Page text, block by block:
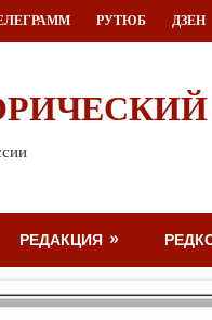
РУТЮБ ДЗЕН
РЕДАКЦИЯ